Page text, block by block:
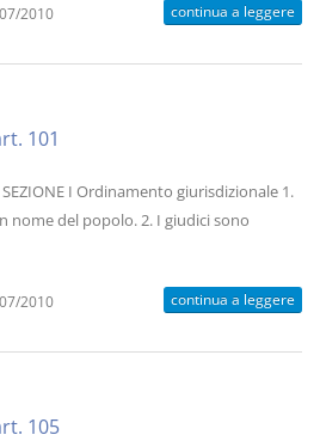
2010 continua a leggere
101
I Ordinamento giurisdizionale 1.
nome del popolo. 2. I giudici sono
2010 continua a leggere
105